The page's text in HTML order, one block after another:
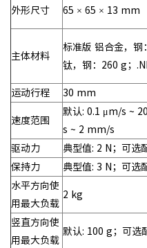
外形尺寸 65 × 65 × 13 mm
主体材料
标准版 铝合金，钢
钛，钢：260 g；
运动行程
30 mm
速度范围
默认: 0.1 μm/s ~
s ~ 2 mm/s
驱动力
典型值: 2 N；可选
保持力
典型值: 3 N；可选
水平方向使
用最大负载
2 kg
竖直方向使
用最大负载
默认: 100 g；可选